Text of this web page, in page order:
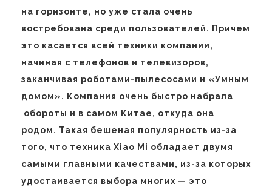
на горизонте, но уже стала очень
востребована среди пользователей. Причем
это касается всей техники компании,
начиная с телефонов и телевизоров,
заканчивая роботами-пылесосами и «Умным
домом». Компания очень быстро набрала
обороты и в самом Китае, откуда она
родом. Такая бешеная популярность из-за
того, что техника Xiao Mi обладает двумя
самыми главными качествами, из-за которых
удостаивается выбора многих — это